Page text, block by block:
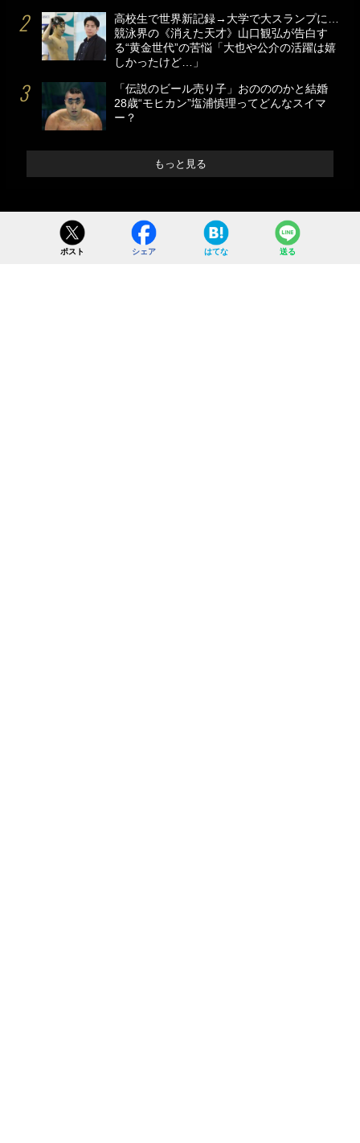
高校生で世界新記録→大学で大スランプに…
競泳界の《消えた天才》山口観弘が告白す
る“黄金世代”の苦悩「大也や公介の活躍は嬉
しかったけど…」
「伝説のビール売り子」おのののかと結婚
28歳“モヒカン”塩浦慎理ってどんなスイマ
ー？
もっと見る
ポスト シェア はてな 送る